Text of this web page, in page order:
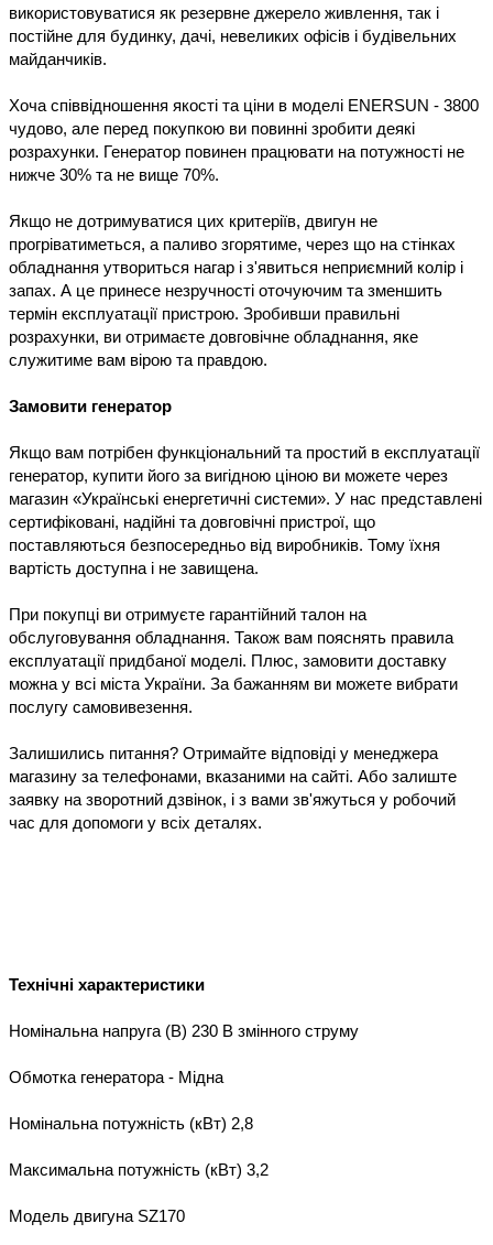
використовуватися як резервне джерело живлення, так і
постійне для будинку, дачі, невеликих офісів і будівельних
майданчиків.
Хоча співвідношення якості та ціни в моделі ENERSUN - 3800
чудово, але перед покупкою ви повинні зробити деякі
розрахунки. Генератор повинен працювати на потужності не
нижче 30% та не вище 70%.
Якщо не дотримуватися цих критеріїв, двигун не
прогріватиметься, а паливо згорятиме, через що на стінках
обладнання утвориться нагар і з'явиться неприємний колір і
запах. А це принесе незручності оточуючим та зменшить
термін експлуатації пристрою. Зробивши правильні
розрахунки, ви отримаєте довговічне обладнання, яке
служитиме вам вірою та правдою.
Якщо вам потрібен функціональний та простий в експлуатації
генератор, купити його за вигідною ціною ви можете через
магазин «Українські енергетичні системи». У нас представлені
сертифіковані, надійні та довговічні пристрої, що
поставляються безпосередньо від виробників. Тому їхня
вартість доступна і не завищена.
При покупці ви отримуєте гарантійний талон на
обслуговування обладнання. Також вам пояснять правила
експлуатації придбаної моделі. Плюс, замовити доставку
можна у всі міста України. За бажанням ви можете вибрати
послугу самовивезення.
Залишились питання? Отримайте відповіді у менеджера
магазину за телефонами, вказаними на сайті. Або залиште
заявку на зворотний дзвінок, і з вами зв'яжуться у робочий
час для допомоги у всіх деталях.
Номінальна напруга (В) 230 В змінного струму
Обмотка генератора - Мідна
Номінальна потужність (кВт) 2,8
Максимальна потужність (кВт) 3,2
Модель двигуна SZ170